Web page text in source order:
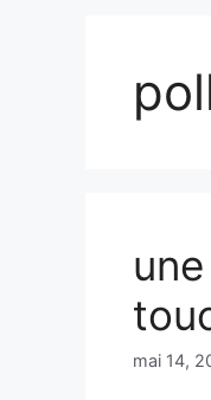
mai 14,